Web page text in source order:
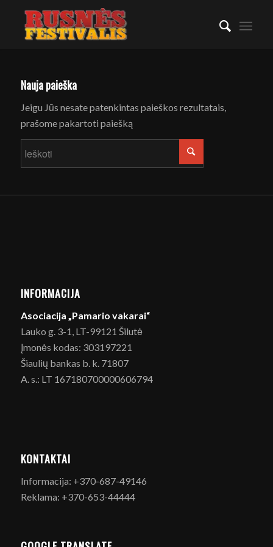
Nauja paieška
Jeigu Jūs nesate patenkintas paieškos rezultatais,
prašome pakartoti paiešką
INFORMACIJA
Asociacija „Pamario vakarai“
Lauko g. 3-1, LT-99121 Šilutė
Įmonės kodas: 303197221
Šiaulių bankas b. k. 71807
A. s.: LT 167180700000606794
KONTAKTAI
Informacija: +370-687-49146
Reklama: +370-653-44444